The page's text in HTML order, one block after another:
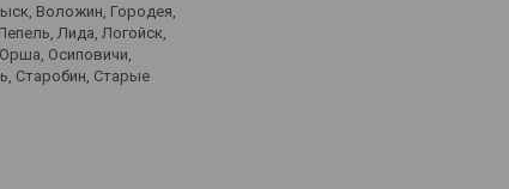
Воложин, Городея,
Лида, Логойск,
Осиповичи,
Старобин, Старые